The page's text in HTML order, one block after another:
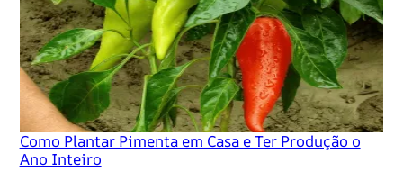
Como Plantar Pimenta em Casa e Ter Produção o
Ano Inteiro